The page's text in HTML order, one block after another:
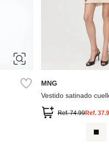
L
M
MNG
Vestido satinado
Ref.74.99Ref.